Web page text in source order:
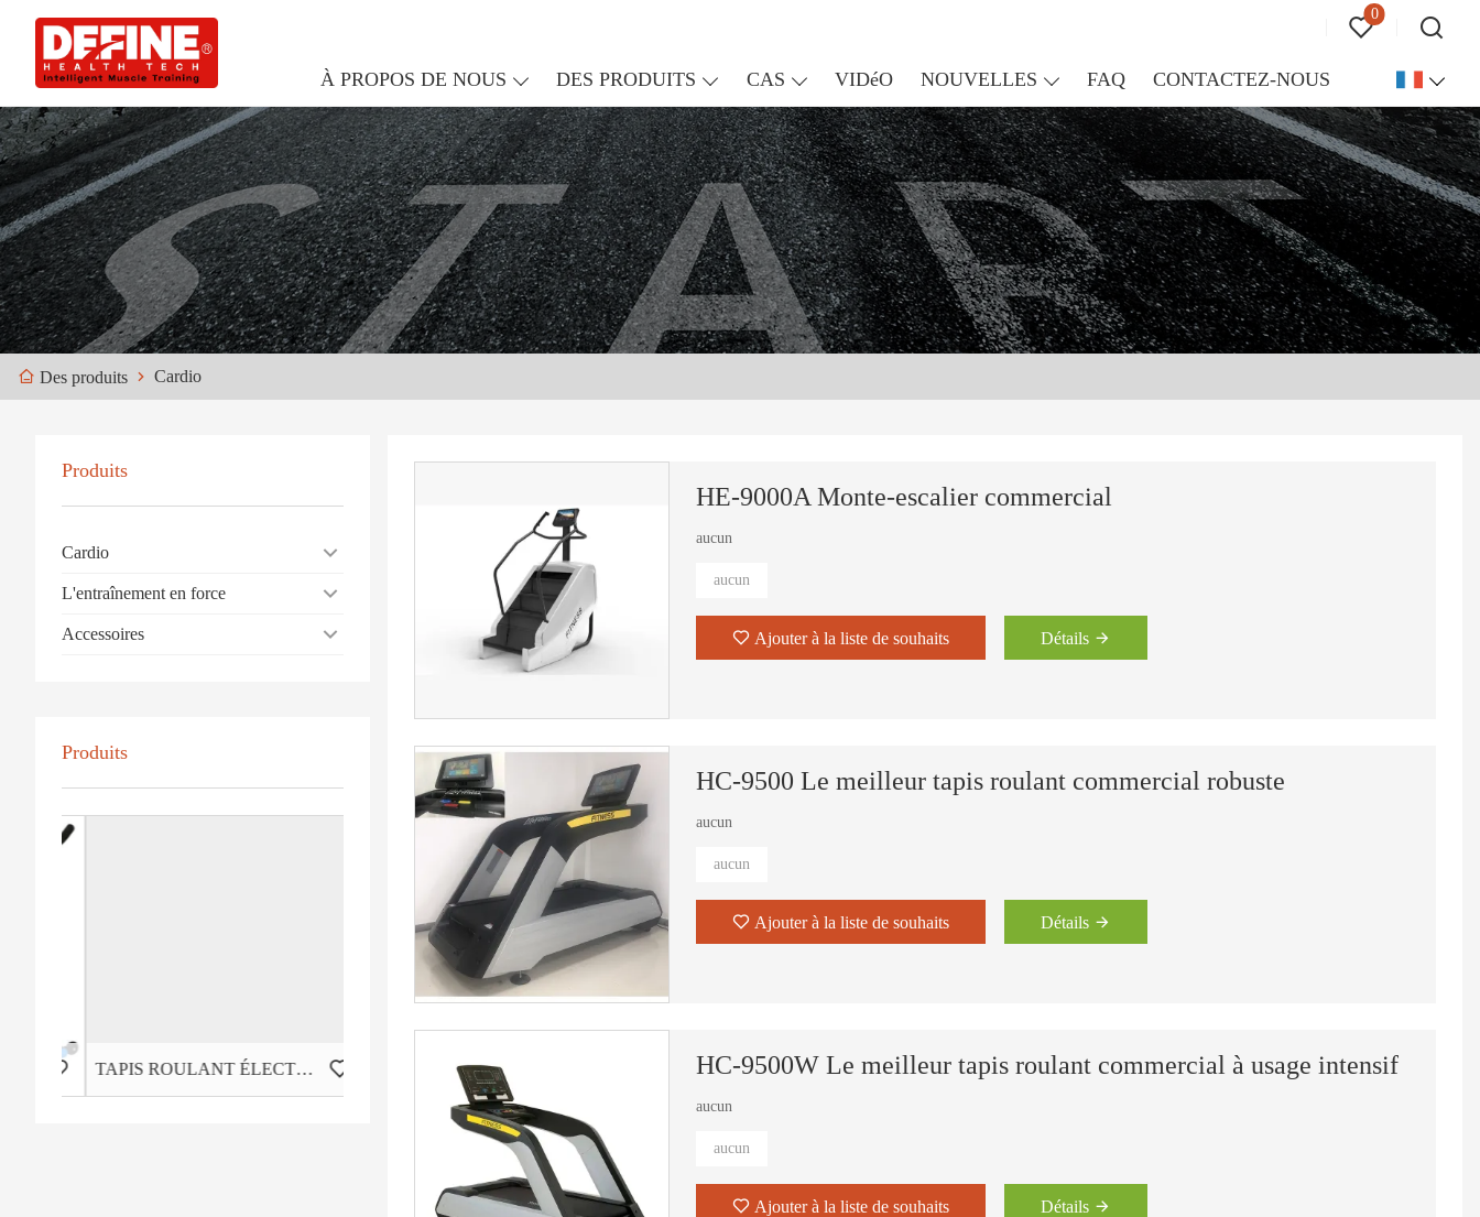
0
À PROPOS DE NOUS DES PRODUITS CAS VIDéO NOUVELLES FAQ CONTACTEZ-NOUS
Des produits Cardio
Produits
Cardio
L'entraînement en force
Accessoires
Produits
TAPIS ROULANT ÉLECTRIQUE COMMERCIAL LÉGER HD-800T TAPIS ROULANT ÉLECTRIQUE COMMERCIAL LÉGER HD-900 HC-6000 TAPIS ROULANT COMMERCIAL INTENSIF Vélo de spinning semi-commercial - HB-2015
HE-9000A Monte-escalier commercial
aucun
aucun
Ajouter à la liste de souhaits Détails
HC-9500 Le meilleur tapis roulant commercial robuste
aucun
aucun
Ajouter à la liste de souhaits Détails
HC-9500W Le meilleur tapis roulant commercial à usage intensif
aucun
aucun
Ajouter à la liste de souhaits Détails